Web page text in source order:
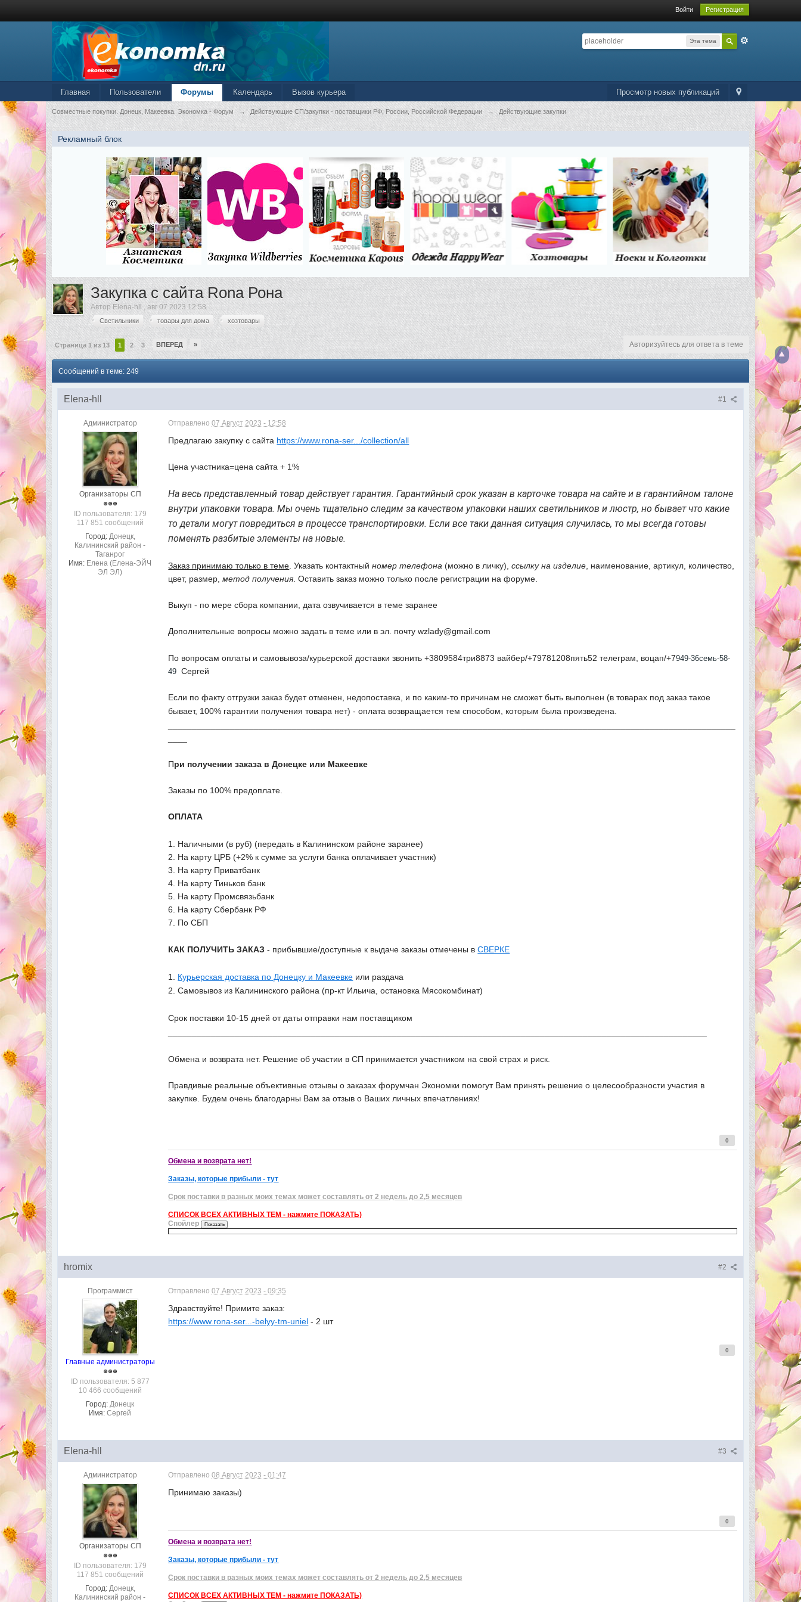
Войти Регистрация
Эта тема
Главная Вызов курьера Просмотр новых публикаций
Пользователи Форумы Календарь
Совместные покупки. Донецк, Макеевка. Экономка - Форум → Действующие СП/закупки - поставщики РФ, России, Российской Федерации → Действующие закупки
Рекламный блок
Закупка с сайта Rona Рона
АвторElena-hll ,авг 07 2023 12:58
Светильники товары для дома хозтовары
Страница 1 из 13 1 2 3 ВПЕРЕД » Авторизуйтесь для ответа в теме
Сообщений в теме: 249
#1
Elena-hll
Администратор
Организаторы СП
ID пользователя: 179
117 851 сообщений
Город: Донецк,
Калининский район -
Таганрог
Имя: Елена (Елена-ЭЙЧ
ЭЛ ЭЛ)
Отправлено07 Август 2023 - 12:58
Предлагаю закупку с сайта https://www.rona-ser.../collection/all
Цена участника=цена сайта + 1%
На весь представленный товар действует гарантия. Гарантийный срок указан в карточке товара на сайте и в гарантийном талоне
внутри упаковки товара.Мы очень тщательно следим за качеством упаковки наших светильников и люстр, но бывает что какие
то детали могут повредиться в процессе транспортировки. Если все таки данная ситуация случилась, то мы всегда готовы
поменять разбитые элементы на новые.
Заказ принимаю только в теме . Указать контактныйномер телефона (можно в личку),ссылку на изделие , наименование, артикул, количество,
цвет, размер,метод получения . Оставить заказ можно только после регистрации на форуме.
Выкуп - по мере сбора компании, дата озвучивается в теме заранее
Дополнительные вопросы можно задать в теме или в эл. почтуwzlady@gmail.com
По вопросам оплаты и самовывоза/курьерской доставки звонить +3809584три8873 вайбер/+79781208пять52 телеграм, воцап/+7949-36семь-58-
49 Сергей
Если по факту отгрузки заказ будет отменен, недопоставка, и по каким-то причинам не сможет быть выполнен (в товарах под заказ такое
бывает, 100% гарантии получения товара нет) - оплата возвращается тем способом, которым была произведена.
При получении заказа в Донецке или Макеевке
Заказы по 100% предоплате.
ОПЛАТА
1. Наличными (в руб) (передать в Калининском районе заранее)
2. На карту ЦРБ (+2% к сумме за услуги банка оплачивает участник)
3. На карту Приватбанк
4. На карту Тиньков банк
5. На карту Промсвязьбанк
6. На карту Сбербанк РФ
7. По СБП
КАК ПОЛУЧИТЬ ЗАКАЗ- прибывшие/доступные к выдаче заказы отмечены вСВЕРКЕ
1. Курьерская доставка по Донецку и Макеевке или раздача
2. Самовывоз из Калининского района (пр-кт Ильича, остановка Мясокомбинат)
Срок поставки 10-15 дней от даты отправки нам поставщиком
Обмена и возврата нет. Решение об участии в СП принимается участником на свой страх и риск.
Правдивые реальные объективные отзывы о заказах форумчан Экономки помогут Вам принять решение о целесообразности участия в
закупке. Будем очень благодарны Вам за отзыв о Ваших личных впечатлениях!
0
Обмена и возврата нет!
Заказы, которые прибыли - тут
Срок поставки в разных моих темах может составлять от 2 недель до 2,5 месяцев
СПИСОК ВСЕХ АКТИВНЫХ ТЕМ - нажмите ПОКАЗАТЬ)
Спойлер
#2
hromix
Программист
Главные администраторы
ID пользователя: 5 877
10 466 сообщений
Город: Донецк
Имя: Сергей
Отправлено07 Август 2023 - 09:35
Здравствуйте! Примите заказ:
https://www.rona-ser...-belyy-tm-uniel - 2 шт
0
#3
Elena-hll
Администратор
Организаторы СП
ID пользователя: 179
117 851 сообщений
Город: Донецк,
Калининский район -
Отправлено08 Август 2023 - 01:47
Принимаю заказы)
0
Обмена и возврата нет!
Заказы, которые прибыли - тут
Срок поставки в разных моих темах может составлять от 2 недель до 2,5 месяцев
СПИСОК ВСЕХ АКТИВНЫХ ТЕМ - нажмите ПОКАЗАТЬ)